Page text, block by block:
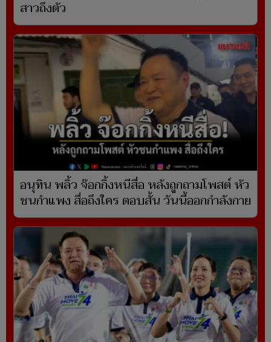
สาวถึงตัว
อนุทิน พลิ้ว จ๊อกกิ้งหนีสื่อ หลังถูกถามโพสต์ หัว
ชนกำแพง สื่อถึงใคร ตอบสั้น วันนี้ออกกำลังกาย